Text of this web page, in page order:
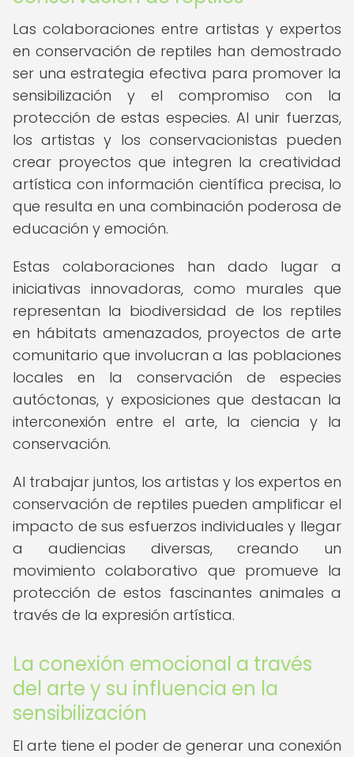
Las colaboraciones entre artistas y expertos
en conservación de reptiles han demostrado
ser una estrategia efectiva para promover la
sensibilización y el compromiso con la
protección de estas especies. Al unir fuerzas,
los artistas y los conservacionistas pueden
crear proyectos que integren la creatividad
artística con información científica precisa, lo
que resulta en una combinación poderosa de
educación y emoción.
Estas colaboraciones han dado lugar a
iniciativas innovadoras, como murales que
representan la biodiversidad de los reptiles
en hábitats amenazados, proyectos de arte
comunitario que involucran a las poblaciones
locales en la conservación de especies
autóctonas, y exposiciones que destacan la
interconexión entre el arte, la ciencia y la
conservación.
Al trabajar juntos, los artistas y los expertos en
conservación de reptiles pueden amplificar el
impacto de sus esfuerzos individuales y llegar
a audiencias diversas, creando un
movimiento colaborativo que promueve la
protección de estos fascinantes animales a
través de la expresión artística.
La conexión emocional a través
del arte y su influencia en la
sensibilización
El arte tiene el poder de generar una conexión